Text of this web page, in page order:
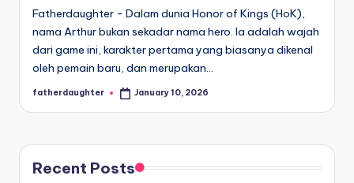
t
s
Fatherdaughter - Dalam dunia Honor of Kings (HoK),
nama Arthur bukan sekadar nama hero. Ia adalah wajah
dari game ini, karakter pertama yang biasanya dikenal
oleh pemain baru, dan merupakan…
Posted
fatherdaughter January 10, 2026
Recent Posts